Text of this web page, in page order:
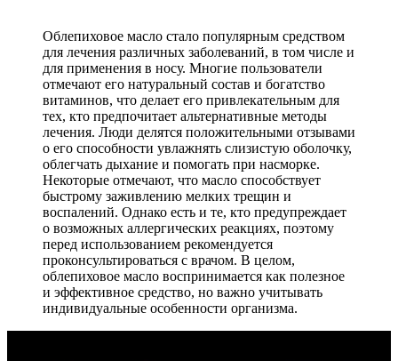
Облепиховое масло стало популярным средством
для лечения различных заболеваний, в том числе и
для применения в носу. Многие пользователи
отмечают его натуральный состав и богатство
витаминов, что делает его привлекательным для
тех, кто предпочитает альтернативные методы
лечения. Люди делятся положительными отзывами
о его способности увлажнять слизистую оболочку,
облегчать дыхание и помогать при насморке.
Некоторые отмечают, что масло способствует
быстрому заживлению мелких трещин и
воспалений. Однако есть и те, кто предупреждает
о возможных аллергических реакциях, поэтому
перед использованием рекомендуется
проконсультироваться с врачом. В целом,
облепиховое масло воспринимается как полезное
и эффективное средство, но важно учитывать
индивидуальные особенности организма.